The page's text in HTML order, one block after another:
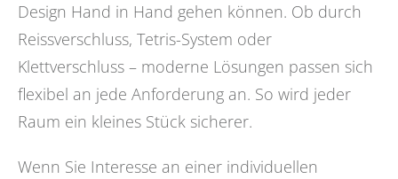
Design Hand in Hand gehen können. Ob durch
Reissverschluss, Tetris-System oder
Klettverschluss – moderne Lösungen passen sich
flexibel an jede Anforderung an. So wird jeder
Raum ein kleines Stück sicherer.
Wenn Sie Interesse an einer individuellen